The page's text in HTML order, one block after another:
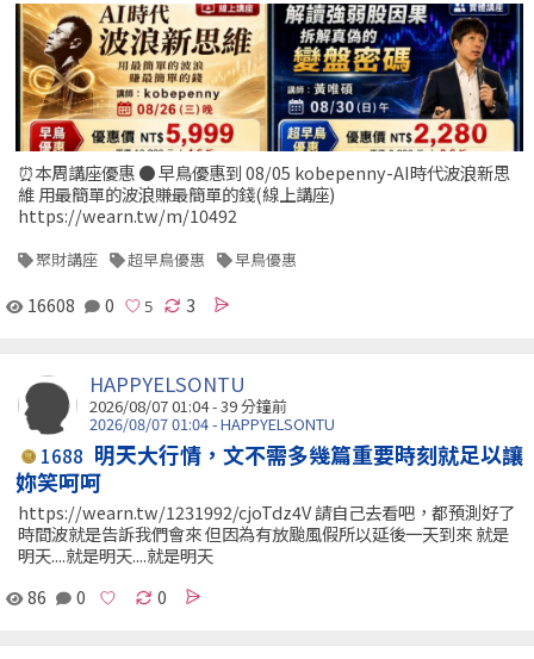
⏰本周講座優惠 ● 早鳥優惠到 08/05 kobepenny-AI時代波浪新思
維 用最簡單的波浪賺最簡單的錢(線上講座)
https://wearn.tw/m/10492
聚財講座 超早鳥優惠 早鳥優惠
16608 0 3
HAPPYELSONTU
2026/08/07 01:04 -39 分鐘前
2026/08/07 01:04 - HAPPYELSONTU
1688 明天大行情，文不需多幾篇重要時刻就足以讓
妳笑呵呵
https://wearn.tw/1231992/cjoTdz4V 請自己去看吧，都預測好了
時間波就是告訴我們會來 但因為有放颱風假所以延後一天到來 就是
明天....就是明天....就是明天
86
0 0